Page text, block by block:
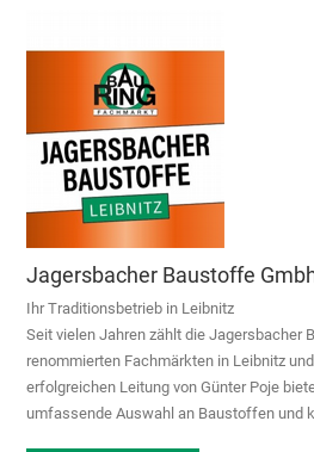
Jagersbacher Baustoffe
Ihr Traditionsbetrieb in Leibnitz
Seit vielen Jahren zählt die Jagersbacher
renommierten Fachmärkten in Leibnitz
erfolgreichen Leitung von Günter Poje
umfassende Auswahl an Baustoffen und